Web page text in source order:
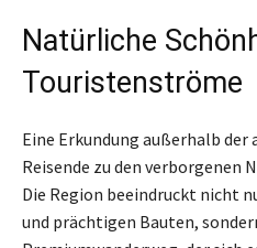
Natürliche
Touristenströme
Eine Erkundung außerhalb
Reisende zu den verborgenen
Die Region beeindruckt nicht
und prächtigen Bauten,